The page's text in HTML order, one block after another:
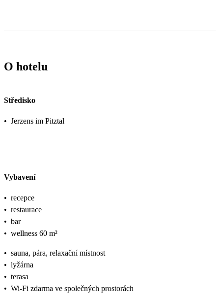
O hotelu
Středisko
• Jerzens im Pitztal
Vybavení
• recepce
• restaurace
• bar
• wellness 60 m²
• sauna, pára, relaxační místnost
• lyžárna
• terasa
• Wi-Fi zdarma ve společných prostorách